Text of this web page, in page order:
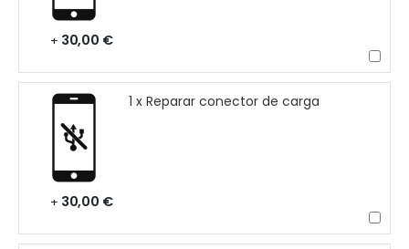
+ 30,00 €
1 x Reparar conector de carga
+ 30,00 €